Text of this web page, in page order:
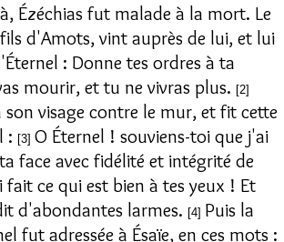
Ézéchias fut malade à la mort. Le
d'Amots, vint auprès de lui, et lui
: Donne tes ordres à ta
mourir, et tu ne vivras plus. [2]
son visage contre le mur, et fit cette
: [3] O Éternel ! souviens-toi que j'ai
face avec fidélité et intégrité de
ce qui est bien à tes yeux ! Et
d'abondantes larmes. [4] Puis la
fut adressée à Ésaïe, en ces mots :